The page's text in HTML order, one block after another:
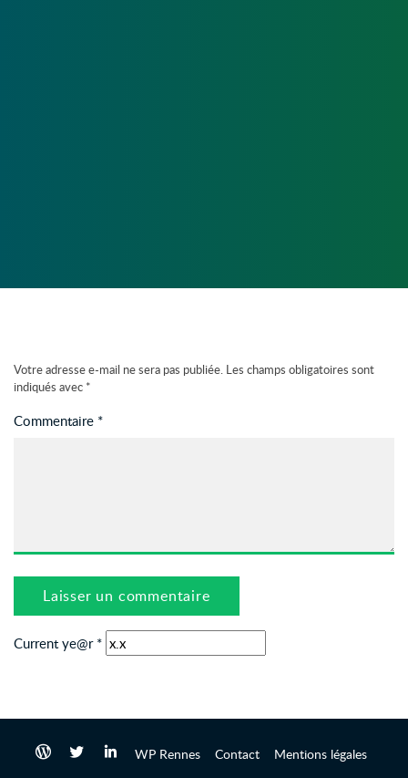
Votre adresse e-mail ne sera pas publiée. Les champs obligatoires sont
indiqués avec *
Commentaire *
Current ye@r *
WP Rennes Contact Mentions légales